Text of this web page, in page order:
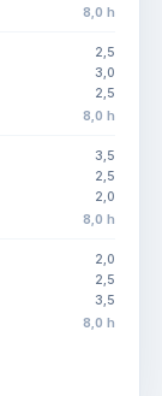
8,0 h
2,5
3,0
2,5
8,0 h
3,5
2,5
2,0
8,0 h
2,0
2,5
3,5
8,0 h